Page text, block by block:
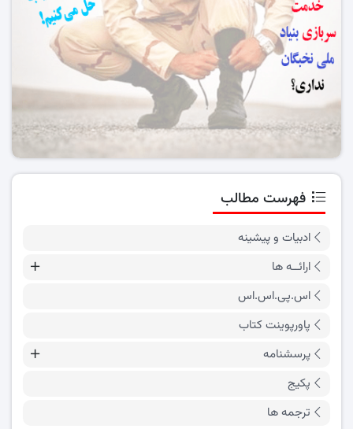
فهرست مطالب
ادبیات و پیشینه
ارائــه ها
اس.پی.اس.اس
پاورپوینت کتاب
پرسشنامه
پکیج
ترجمه ها